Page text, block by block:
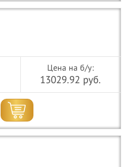
Цена на б/у:
13029.92 руб.